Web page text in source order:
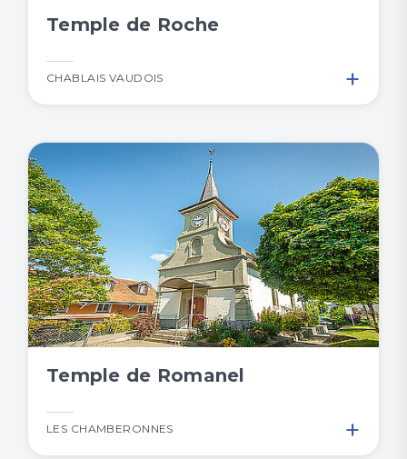
Temple de Roche
CHABLAIS VAUDOIS +
Temple de Romanel
LES CHAMBERONNES +